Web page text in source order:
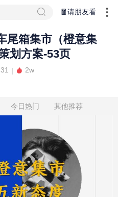
🧧请朋友看
尾箱集市（橙意集
划方案-53页
31 2w
今日热门 其他推荐